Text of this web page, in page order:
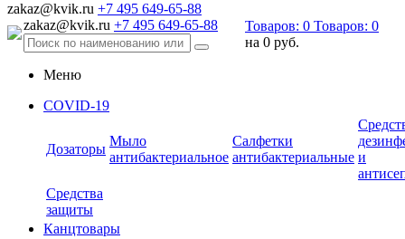
zakaz@kvik.ru +7 495 649-65-88
zakaz@kvik.ru +7 495 649-65-88 Товаров: 0 Товаров: 0
на 0 руб.
Меню
COVID-19
Дозаторы
Мыло
антибактериальное
Салфетки
антибактериальные и
Средства
защиты
Канцтовары